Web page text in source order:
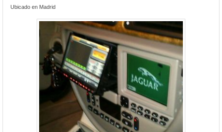
Ubicado en Madrid